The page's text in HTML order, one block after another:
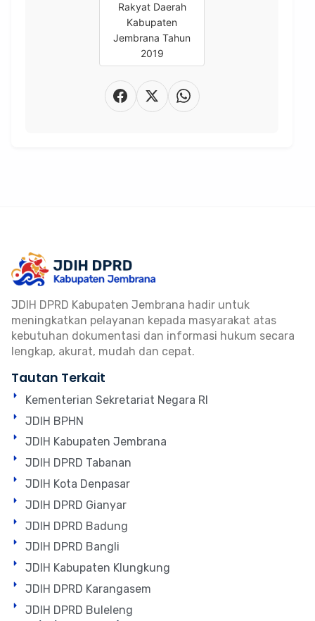
JDIH DPRD Kabupaten Jembrana hadir untuk
meningkatkan pelayanan kepada masyarakat atas
kebutuhan dokumentasi dan informasi hukum secara
lengkap, akurat, mudah dan cepat.
Tautan Terkait
Kementerian Sekretariat Negara RI
JDIH BPHN
JDIH Kabupaten Jembrana
JDIH DPRD Tabanan
JDIH Kota Denpasar
JDIH DPRD Gianyar
JDIH DPRD Badung
JDIH DPRD Bangli
JDIH Kabupaten Klungkung
JDIH DPRD Karangasem
JDIH DPRD Buleleng